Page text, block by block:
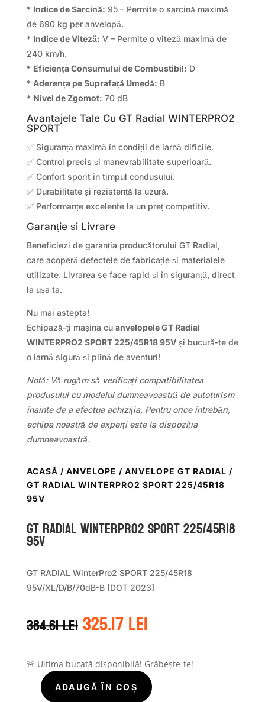
* Indice de Sarcină: 95 – Permite o sarcină maximă
de 690 kg per anvelopă.
* Indice de Viteză: V – Permite o viteză maximă de
240 km/h.
* Eficiența Consumului de Combustibil: D
* Aderența pe Suprafață Umedă: B
* Nivel de Zgomot: 70 dB
Avantajele Tale Cu GT Radial WINTERPRO2
SPORT
✅ Siguranță maximă în condiții de iarnă dificile.
✅ Control precis și manevrabilitate superioară.
✅ Confort sporit în timpul condusului.
✅ Durabilitate și rezistență la uzură.
✅ Performanțe excelente la un preț competitiv.
Garanție și Livrare
Beneficiezi de garanția producătorului GT Radial,
care acoperă defectele de fabricație și materialele
utilizate. Livrarea se face rapid și în siguranță, direct
la ușa ta.
Nu mai astepta!
Echipază-ți mașina cu anvelopele GT Radial
WINTERPRO2 SPORT 225/45R18 95Vși bucură-te de
o iarnă sigură și plină de aventuri!
Notă: Vă rugăm să verificați compatibilitatea
produsului cu modelul dumneavoastră de autoturism
înainte de a efectua achiziția. Pentru orice întrebări,
echipa noastră de experți este la dispoziția
dumneavoastră.
ACASĂ / ANVELOPE / ANVELOPE GT RADIAL /
GT RADIAL WINTERPRO2 SPORT 225/45R18
95V
GT Radial WINTERPRO2 SPORT 225/45R18
95V
GT RADIAL WinterPro2 SPORT 225/45R18
95V/XL/D/B/70dB-B [DOT 2023]
384.61leiPrețul
inițial
fost:
384.61 lei.
325.17leiPrețul
curent
325.17 lei.
🚨 Ultima bucată disponibilă! Grăbește-te!
CantitateADAUGĂ ÎN COȘ